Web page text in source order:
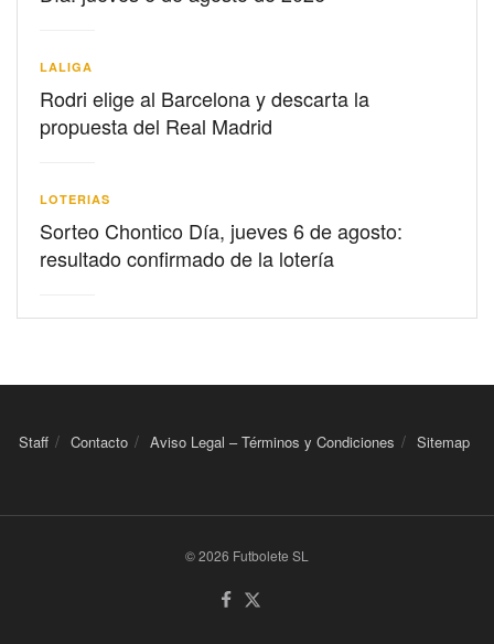
LALIGA
Rodri elige al Barcelona y descarta la
propuesta del Real Madrid
LOTERIAS
Sorteo Chontico Día, jueves 6 de agosto:
resultado confirmado de la lotería
Staff Contacto Aviso Legal – Términos y Condiciones Sitemap
© 2026 Futbolete SL